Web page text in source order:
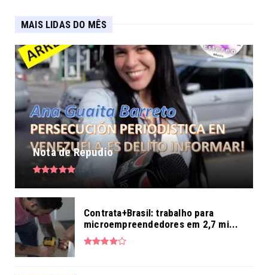
MAIS LIDAS DO MÊS
Nota de Repudio
Contrata+Brasil: trabalho para
microempreendedores em 2,7 mi...